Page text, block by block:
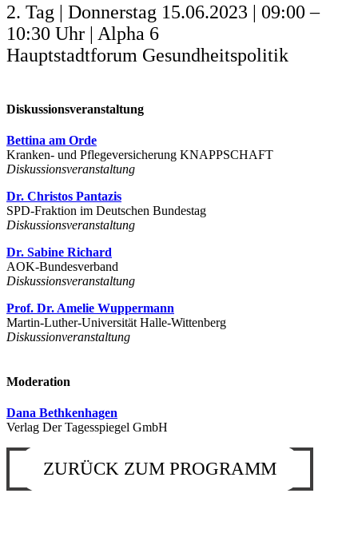
2. Tag | Donnerstag 15.06.2023 | 09:00 –
10:30 Uhr | Alpha 6
Hauptstadtforum Gesundheitspolitik
Diskussionsveranstaltung
Bettina am Orde
Kranken- und Pflegeversicherung KNAPPSCHAFT
Diskussionsveranstaltung
Dr. Christos Pantazis
SPD-Fraktion im Deutschen Bundestag
Diskussionsveranstaltung
Dr. Sabine Richard
AOK-Bundesverband
Diskussionsveranstaltung
Prof. Dr. Amelie Wuppermann
Martin-Luther-Universität Halle-Wittenberg
Diskussionveranstaltung
Moderation
Dana Bethkenhagen
Verlag Der Tagesspiegel GmbH
ZURÜCK ZUM PROGRAMM